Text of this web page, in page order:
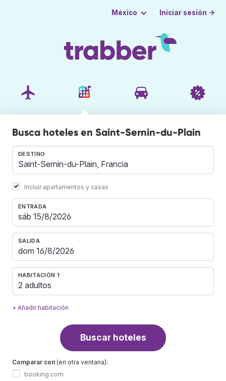
México Iniciar sesión →
Busca hoteles en Saint-Sernin-du-Plain
DESTINO
Incluir apartamentos y casas
ENTRADA
SALIDA
HABITACIÓN 1
2 adultos
+ Añadir habitación
Buscar hoteles
Comparar con (en otra ventana):
booking.com